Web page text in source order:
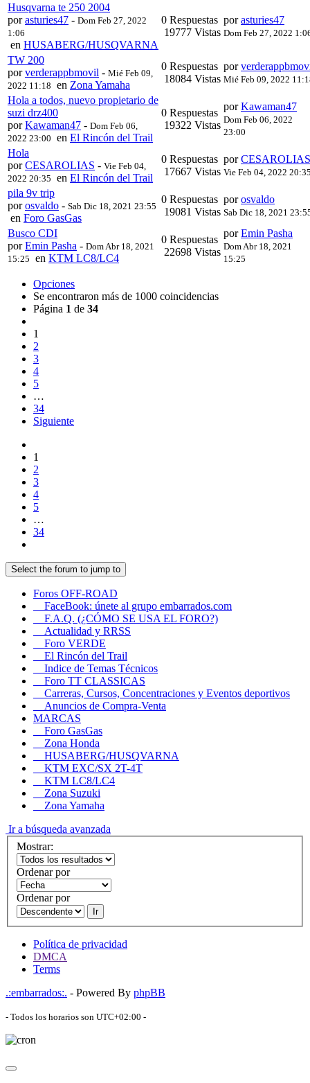
Husqvarna te 250 2004
porasturies47 - Dom Feb 27, 2022
1:06
en HUSABERG/HUSQVARNA
0 Respuestas
19777 Vistas
porasturies47
Dom Feb 27, 2022
TW 200
porverderappbmovil - Mié Feb 09,
2022 11:18 en Zona Yamaha
0 Respuestas
18084 Vistas
por
Mié Feb 09, 2022
Hola a todos, nuevo propietario de
suzi drz400
porKawaman47 - Dom Feb 06,
2022 23:00 en El Rincón del Trail
0 Respuestas
19322 Vistas
porKawaman47
Dom Feb 06, 2022
23:00
Hola
porCESAROLIAS - Vie Feb 04,
2022 20:35 en El Rincón del Trail
0 Respuestas
17667 Vistas
porCESAROLIAS
Vie Feb 04, 2022
pila 9v trip
porosvaldo - Sab Dic 18, 2021 23:55
en Foro GasGas
0 Respuestas
19081 Vistas
porosvaldo
Sab Dic 18, 2021
Busco CDI
porEmin Pasha - Dom Abr 18, 2021
15:25 en KTM LC8/LC4
0 Respuestas
22698 Vistas
porEmin Pasha
Dom Abr 18, 2021
15:25
Opciones
Se encontraron más de 1000 coincidencias
Página 1 de 34
1
2
3
4
5
…
34
Siguiente
1
2
3
4
5
…
34
Select the forum to jump to
Foros OFF-ROAD
FaceBook: únete al grupo embarrados.com
F.A.Q. (¿CÓMO SE USA EL FORO?)
Actualidad y RRSS
Foro VERDE
El Rincón del Trail
Indice de Temas Técnicos
Foro TT CLASSICAS
Carreras, Cursos, Concentraciones y Eventos deportivos
Anuncios de Compra-Venta
MARCAS
Foro GasGas
Zona Honda
HUSABERG/HUSQVARNA
KTM EXC/SX 2T-4T
KTM LC8/LC4
Zona Suzuki
Zona Yamaha
Ir a búsqueda avanzada
Mostrar:
Ordenar por
Ordenar por
Ir
Política de privacidad
DMCA
Terms
.:embarrados:. - Powered By phpBB
- Todos los horarios son UTC+02:00 -